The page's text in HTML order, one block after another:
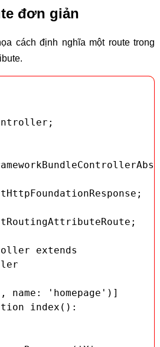
đơn giản
cách định nghĩa một route trong
extends